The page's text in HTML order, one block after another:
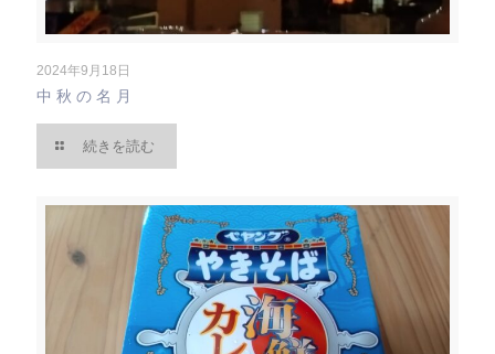
2024年9月18日
中秋の名月
続きを読む